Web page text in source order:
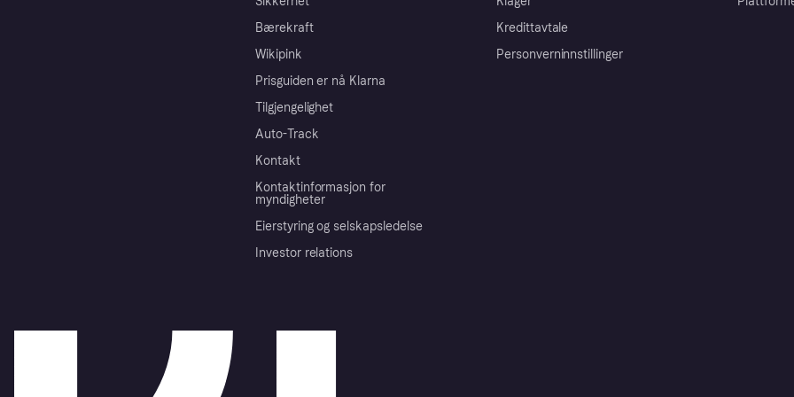
Bærekraft
Wikipink
Prisguiden er nå Klarna
Tilgjengelighet
Auto-Track
Kontakt
Kontaktinformasjon for
myndigheter
Eierstyring og selskapsledelse
Investor relations
Kredittavtale
Personverninnstillinger